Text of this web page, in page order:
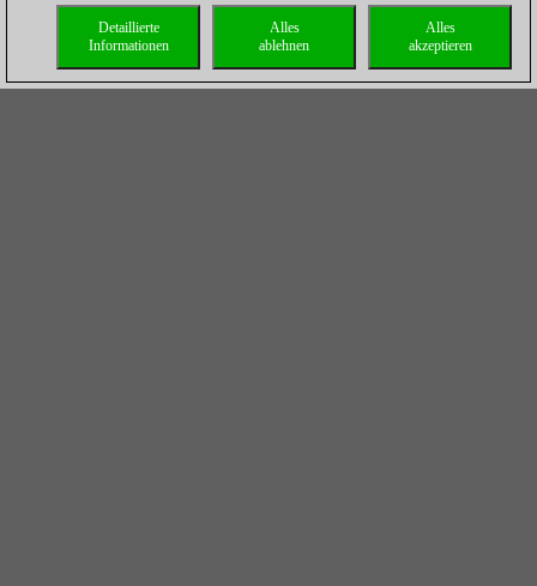
Alles
akzeptieren
Alles
ablehnen
Detaillierte
Informationen